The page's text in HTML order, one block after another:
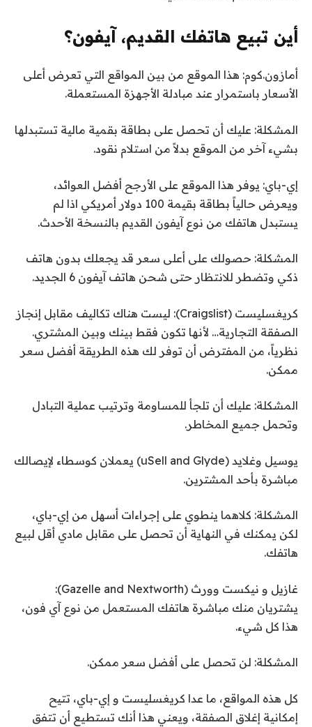
أين تبيع هاتفك القديم، آيفون؟
أمازون.كوم: هذا الموقع من بين المواقع التي تعرض أعلى
الأسعار باستمرار عند مبادلة الأجهزة المستعملة.
المشكلة: عليك أن تحصل على بطاقة بقمية مالية تستبدلها
بشيء آخر من الموقع بدلاً من استلام نقود.
إي-باي: يوفر هذا الموقع على الأرجح أفضل العوائد،
ويعرض حالياً بطاقة بقيمة 100 دولار أمريكي اذا لم
يستبدل هاتفك من نوع آيفون القديم بالنسخة الأحدث.
المشكلة: حصولك على أعلى سعر قد يجعلك بدون هاتف
ذكي وتضطر للانتظار حتى شحن هاتف آيفون 6 الجديد.
كريغسليست (Craigslist): ليست هناك تكاليف مقابل إنجاز
الصفقة التجارية… لأنها تكون فقط بينك وبين المشتري.
نظرياً، من المفترض أن توفر لك هذه الطريقة أفضل سعر
ممكن.
المشكلة: عليك أن تلجأ للمساومة وترتيب عملية التبادل
وتحمل جميع المخاطر.
يوسيل وغلايد (uSell and Glyde) يعملان كوسطاء لإيصالك
مباشرة بأحد المشترين.
المشكلة: كلاهما ينطوي على إجراءات أسهل من إي-باي،
لكن يمكنك في النهاية أن تحصل على مقابل مادي أقل لبيع
هاتفك.
غازيل و نيكست وورث (Gazelle and Nextworth):
يشتريان منك مباشرة هاتفك المستعمل من نوع آي فون،
هذا كل شيء.
المشكلة: لن تحصل على أفضل سعر ممكن.
كل هذه المواقع، ما عدا كريغسليست و إي-باي، تتيح
إمكانية إغلاق الصفقة، ويعني هذا أنك تستطيع أن تتفق